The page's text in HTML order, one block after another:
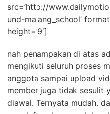
src=’http://
und-malang_school’
height=’9′]
nah penampakan di atas
mengikuti seluruh proses
anggota sampai upload
member juga tidak sesulit
diawal. Ternyata mudah.